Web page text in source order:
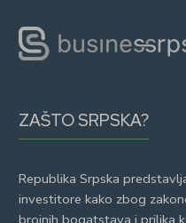
ZAŠTO SRPSKA?
Republika Srpska
investitore kako zbog
brojnih bogatstava i prilika